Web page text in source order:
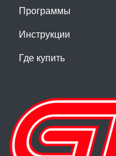
Программы
Инструкции
Где купить